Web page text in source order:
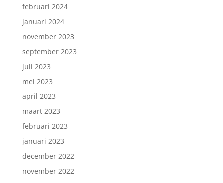
februari 2024
januari 2024
november 2023
september 2023
juli 2023
mei 2023
april 2023
maart 2023
februari 2023
januari 2023
december 2022
november 2022